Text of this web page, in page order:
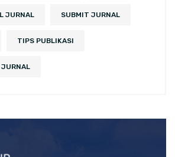
JURNAL SUBMIT JURNAL
TIPS PUBLIKASI